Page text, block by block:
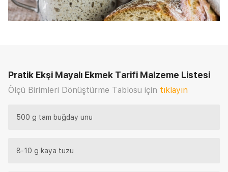
Pratik Ekşi Mayalı Ekmek Tarifi Malzeme Listesi
Ölçü Birimleri Dönüştürme Tablosu için tıklayın
500 g tam buğday unu
8-10 g kaya tuzu